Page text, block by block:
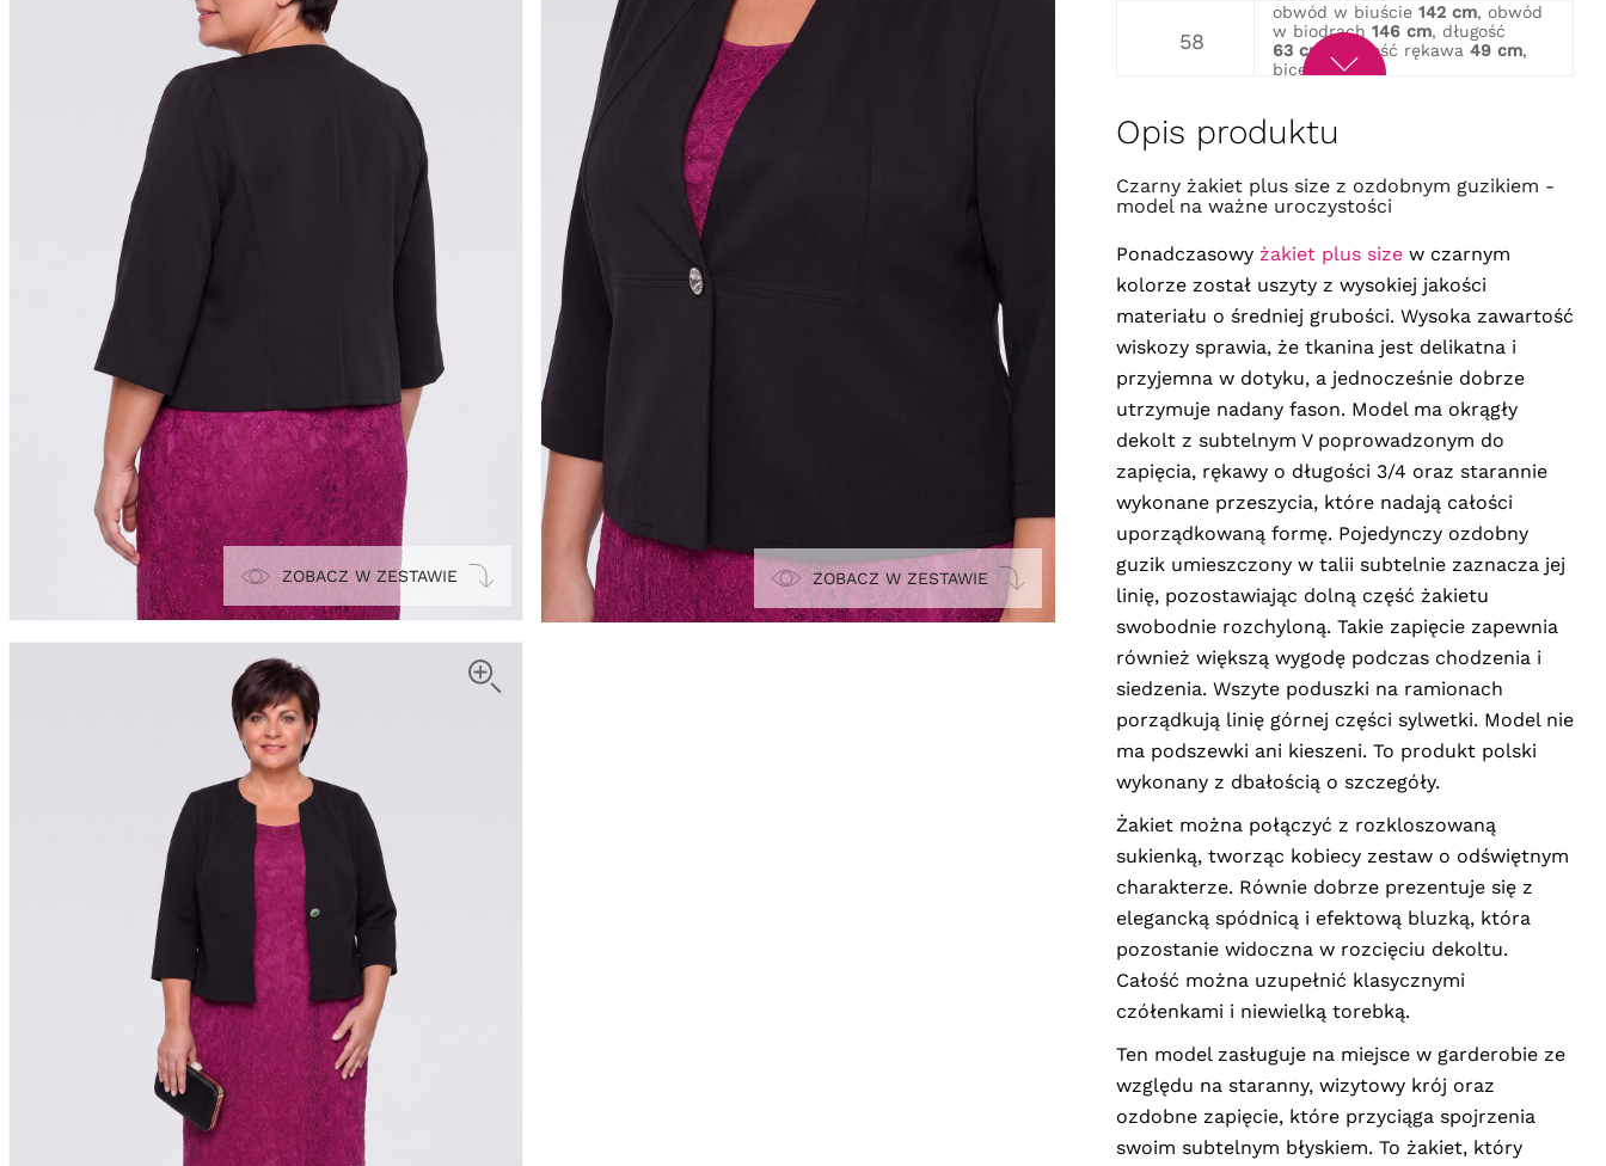
ZOBACZ W ZESTAWIE ZOBACZ W ZESTAWIE
58
obwód w biuście 142 cm, obwód
w biodrach 146 cm, długość
63 cm
, długość rękawa 49 cm,
biceps
48 cm
60
64 cm , długość rękawa
biceps
62
obwód w biuście
, obwód
w biodrach 158 cm, długość
65 cm, długość rękawa
64
obwód w biuście 160 cm, obwód
164 cm
, długość
66 cm, długość rękawa 49 cm
biceps 52 cm
Opis produktu
Czarny żakiet plus size z ozdobnym guzikiem -
model na ważne uroczystości
Ponadczasowy żakiet plus sizew czarnym
kolorze został uszyty z wysokiej jakości
materiału o średniej grubości. Wysoka zawartość
wiskozy sprawia, że tkanina jest delikatna i
przyjemna w dotyku, a jednocześnie dobrze
utrzymuje nadany fason. Model ma okrągły
dekolt z subtelnym V poprowadzonym do
zapięcia, rękawy o długości 3/4 oraz starannie
wykonane przeszycia, które nadają całości
uporządkowaną formę. Pojedynczy ozdobny
guzik umieszczony w talii subtelnie zaznacza jej
linię, pozostawiając dolną część żakietu
swobodnie rozchyloną. Takie zapięcie zapewnia
również większą wygodę podczas chodzenia i
siedzenia. Wszyte poduszki na ramionach
porządkują linię górnej części sylwetki. Model nie
ma podszewki ani kieszeni. To produkt polski
wykonany z dbałością o szczegóły.
Żakiet można połączyć z rozkloszowaną
sukienką, tworząc kobiecy zestaw o odświętnym
charakterze. Równie dobrze prezentuje się z
elegancką spódnicą i efektową bluzką, która
pozostanie widoczna w rozcięciu dekoltu.
Całość można uzupełnić klasycznymi
czółenkami i niewielką torebką.
Ten model zasługuje na miejsce w garderobie ze
względu na staranny, wizytowy krój oraz
ozdobne zapięcie, które przyciąga spojrzenia
swoim subtelnym błyskiem. To żakiet, który